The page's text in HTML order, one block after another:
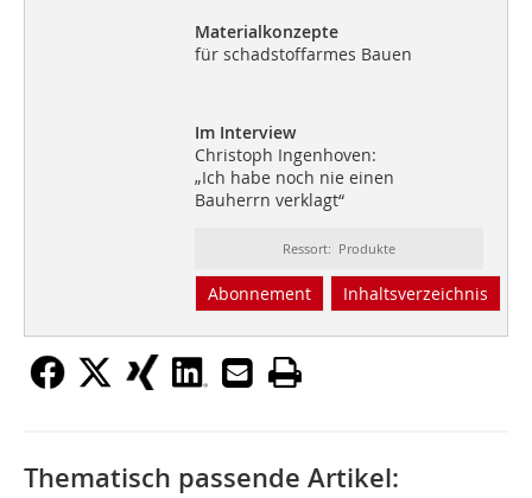
Materialkonzepte
für schadstoffarmes Bauen
Im Interview
Christoph Ingenhoven:
„Ich habe noch nie einen
Bauherrn verklagt“
Ressort: Produkte
Abonnement Inhaltsverzeichnis
Thematisch passende Artikel: